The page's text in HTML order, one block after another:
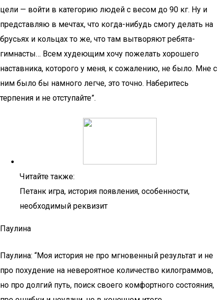
цели — войти в категорию людей с весом до 90 кг. Ну и
представляю в мечтах, что когда-нибудь смогу делать на
брусьях и кольцах то же, что там вытворяют ребята-
гимнасты… Всем худеющим хочу пожелать хорошего
наставника, которого у меня, к сожалению, не было. Мне с
ним было бы намного легче, это точно. Наберитесь
терпения и не отступайте”.
Читайте также:
Петанк игра, история появления, особенности,
необходимый реквизит
Паулина
Паулина: “Моя история не про мгновенный результат и не
про похудение на невероятное количество килограммов,
но про долгий путь, поиск своего комфортного состояния,